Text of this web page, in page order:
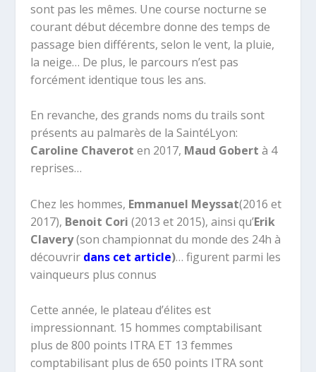
sont pas les mêmes. Une course nocturne se
courant début décembre donne des temps de
passage bien différents, selon le vent, la pluie,
la neige… De plus, le parcours n’est pas
forcément identique tous les ans.
En revanche, des grands noms du trails sont
présents au palmarès de la SaintéLyon:
Caroline Chaverot en 2017, Maud Gobert à 4
reprises…
Chez les hommes, Emmanuel Meyssat(2016 et
2017), Benoit Cori (2013 et 2015), ainsi qu’Erik
Clavery(son championnat du monde des 24h à
découvrir dans cet article)… figurent parmi les
vainqueurs plus connus
Cette année, le plateau d’élites est
impressionnant. 15 hommes comptabilisant
plus de 800 points ITRA ET 13 femmes
comptabilisant plus de 650 points ITRA sont